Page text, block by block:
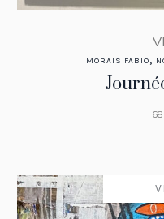
MORAIS FABIO,